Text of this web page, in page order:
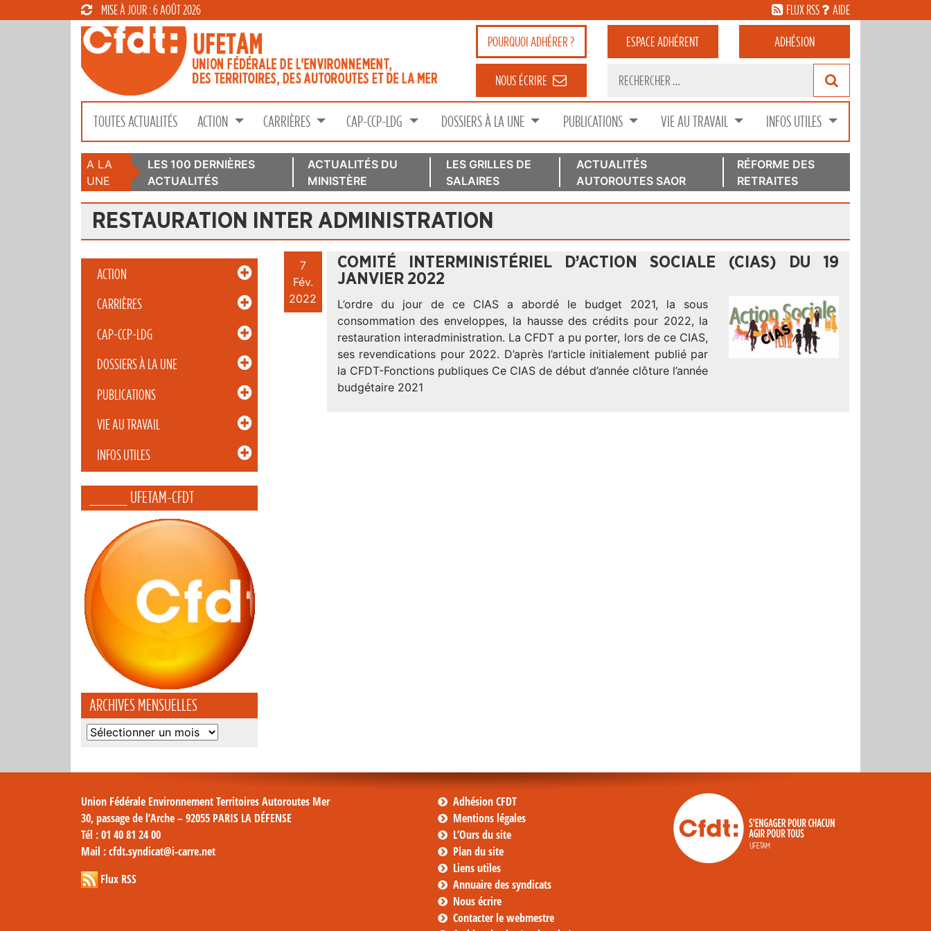
MISE À JOUR : 6 AOÛT 2026 FLUX RSS AIDE
POURQUOIADHÉRER ? ESPACEADHÉRENT ADHÉSION
NOUS ÉCRIRE
TOUTES ACTUALITÉS ACTION CARRIÈRES CAP-CCP-LDG DOSSIERS À LA UNE PUBLICATIONS VIE AU TRAVAIL INFOS UTILES
A LA
UNE
LES 100 DERNIÈRES
ACTUALITÉS
ACTUALITÉS DU
MINISTÈRE
LES GRILLES DE
SALAIRES
ACTUALITÉS
AUTOROUTES SAOR
RÉFORME DES
RETRAITES
RESTAURATION INTER ADMINISTRATION
ACTION
CARRIÈRES
CAP-CCP-LDG
DOSSIERS À LA UNE
PUBLICATIONS
VIE AU TRAVAIL
INFOS UTILES
_____ UFETAM-CFDT
ARCHIVES MENSUELLES
Archives
7
Fév.
2022
COMITÉ INTERMINISTÉRIEL D’ACTION SOCIALE (CIAS) DU 19
JANVIER 2022
L’ordre du jour de ce CIAS a abordé le budget 2021, la sous
consommation des enveloppes, la hausse des crédits pour 2022, la
restauration interadministration. La CFDT a pu porter, lors de ce CIAS,
ses revendications pour 2022. D’après l’article initialement publié par
la CFDT-Fonctions publiques Ce CIAS de début d’année clôture l’année
budgétaire 2021
Union Fédérale Environnement Territoires Autoroutes Mer
30, passage de l’Arche – 92055 PARIS LA DÉFENSE
Tél : 01 40 81 24 00
Mail : cfdt.syndicat@i-carre.net
Flux RSS
Adhésion CFDT
Mentions légales
L’Ours du site
Plan du site
Liens utiles
Annuaire des syndicats
Nous écrire
Contacter le webmestre